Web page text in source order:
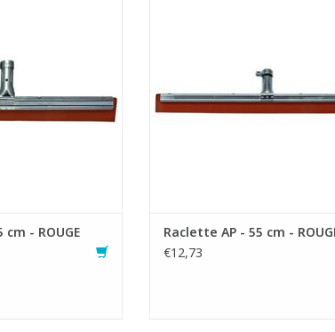
résistant à
AU PANIER
- ROUGE
- Caoutchouc en néoprène
l'huile.
AJOUTER AU PANIER
Raclette AP - 55 cm -
€12,73